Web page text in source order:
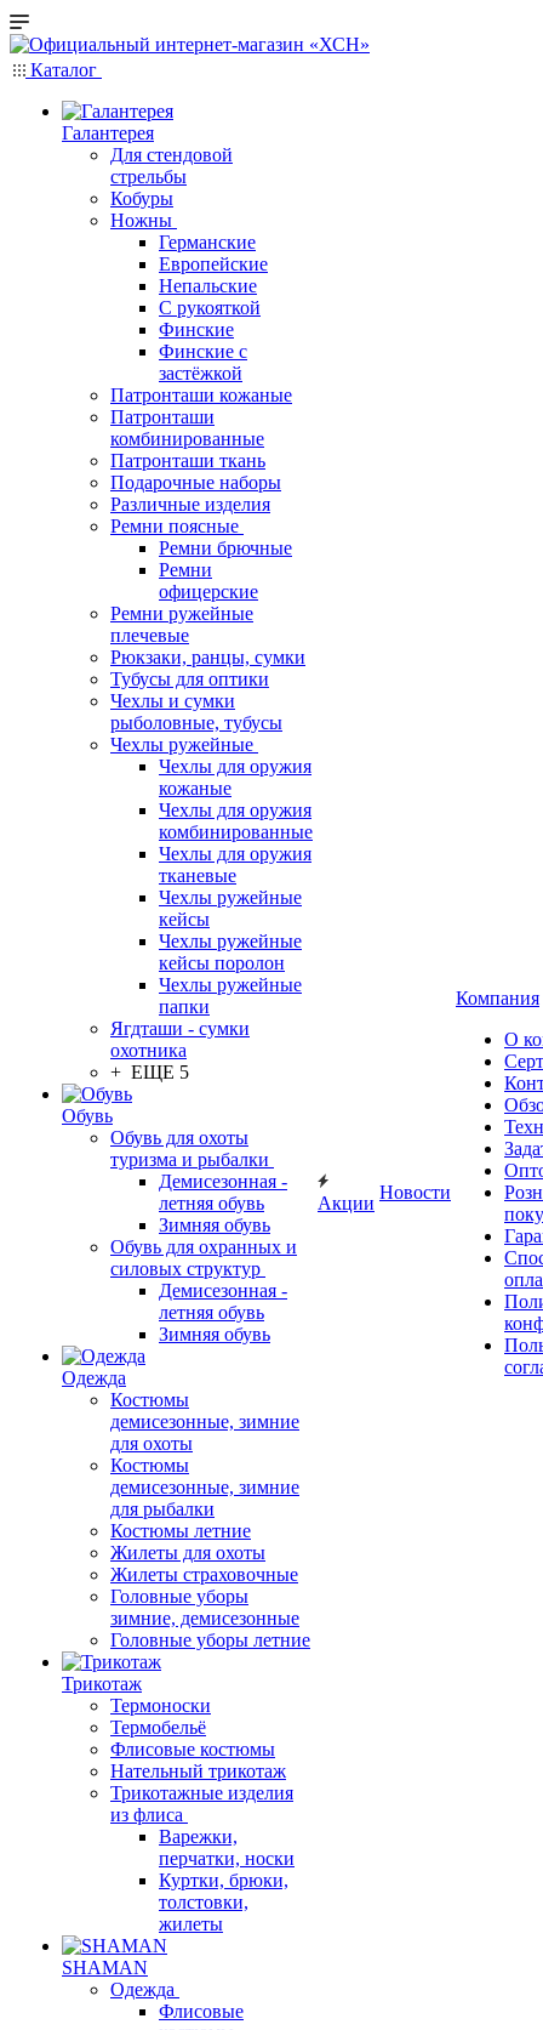
Каталог
Галантерея
Для стендовой
стрельбы
Кобуры
Ножны
Германские
Европейские
Непальские
С рукояткой
Финские
Финские с
застёжкой
Патронташи кожаные
Патронташи
комбинированные
Патронташи ткань
Подарочные наборы
Различные изделия
Ремни поясные
Ремни брючные
Ремни
офицерские
Ремни ружейные
плечевые
Рюкзаки, ранцы, сумки
Тубусы для оптики
Чехлы и сумки
рыболовные, тубусы
Чехлы ружейные
Чехлы для оружия
кожаные
Чехлы для оружия
комбинированные
Чехлы для оружия
тканевые
Чехлы ружейные
кейсы
Чехлы ружейные
кейсы поролон
Чехлы ружейные
папки
Ягдташи - сумки
охотника
+ ЕЩЕ 5
Обувь
Обувь для охоты
туризма и рыбалки
Демисезонная -
летняя обувь
Зимняя обувь
Обувь для охранных и
силовых структур
Демисезонная -
летняя обувь
Зимняя обувь
Одежда
Костюмы
демисезонные, зимние
для охоты
Костюмы
демисезонные, зимние
для рыбалки
Костюмы летние
Жилеты для охоты
Жилеты страховочные
Головные уборы
зимние, демисезонные
Головные уборы летние
Трикотаж
Термоноски
Термобельё
Флисовые костюмы
Нательный трикотаж
Трикотажные изделия
из флиса
Варежки,
перчатки, носки
Куртки, брюки,
толстовки,
жилеты
SHAMAN
Одежда
Флисовые
Акции
Новости
Компания
О